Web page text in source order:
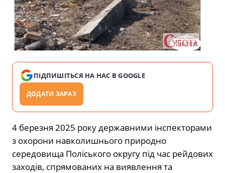
ПІДПИШІТЬСЯ НА НАС В GOOGLE
ДОДАТИ ЗАРАЗ
4 березня 2025 року державними інспекторами
з охорони навколишнього природно
середовища Поліського округу під час рейдових
заходів, спрямованих на виявлення та